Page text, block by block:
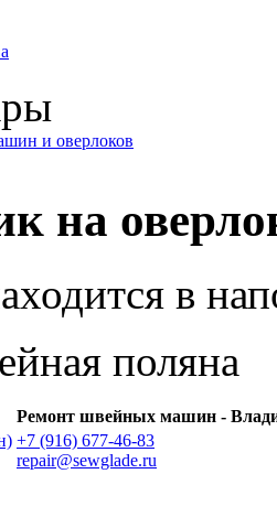
и оверлоков
на
в
поляна
Ремонт швейных машин -
+7 (916) 677-46-83
repair@sewglade.ru